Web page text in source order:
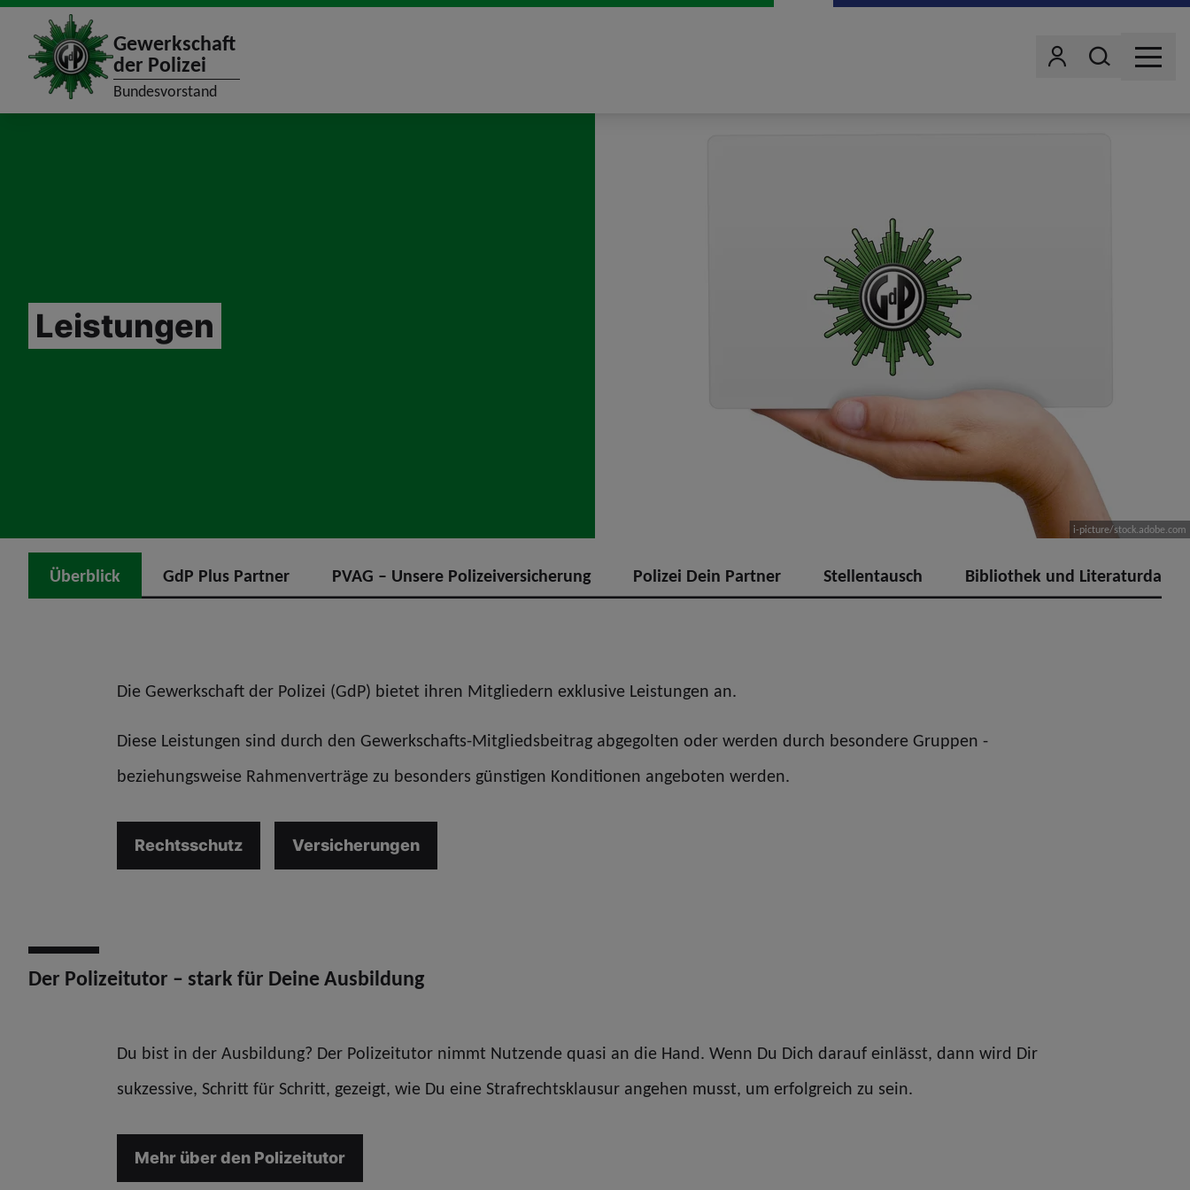
site_logo
Gewerkschaft
der Polizei
Bundesvorstand
Benutzer
Wonach suchst
MENU
i-picture/stock.adobe.com
Leistungen
Überblick GdP Plus Partner PVAG – Unsere Polizeiversicherung Polizei Dein Partner Stellentausch Bibliothek und
Die Gewerkschaft der Polizei (GdP) bietet ihren Mitgliedern exklusive Leistungen an.
Diese Leistungen sind durch den Gewerkschafts-Mitgliedsbeitrag abgegolten oder werden durch besondere Gruppen -
beziehungsweise Rahmenverträge zu besonders günstigen Konditionen angeboten werden.
Rechtsschutz Versicherungen
Der Polizeitutor – stark für Deine Ausbildung
Du bist in der Ausbildung? Der Polizeitutor nimmt Nutzende quasi an die Hand. Wenn Du Dich darauf einlässt, dann wird Dir
sukzessive, Schritt für Schritt, gezeigt, wie Du eine Strafrechtsklausur angehen musst, um erfolgreich zu sein.
Mehr über den Polizeitutor